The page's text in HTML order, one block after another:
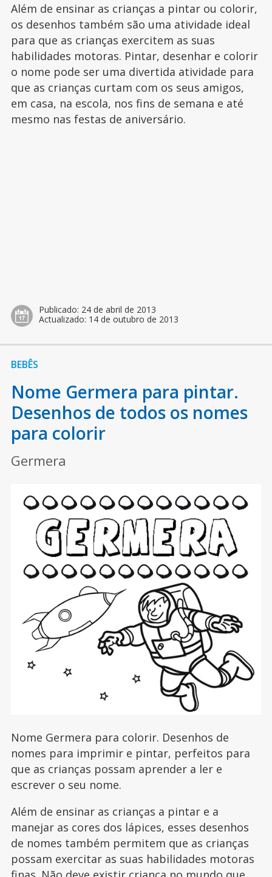
Além de ensinar as crianças a pintar ou colorir,
os desenhos também são uma atividade ideal
para que as crianças exercitem as suas
habilidades motoras. Pintar, desenhar e colorir
o nome pode ser uma divertida atividade para
que as crianças curtam com os seus amigos,
em casa, na escola, nos fins de semana e até
mesmo nas festas de aniversário.
Publicado: 24 de abril de 2013
Actualizado: 14 de outubro de 2013
BEBÊS
Nome Germera para pintar.
Desenhos de todos os nomes
para colorir
Germera
Nome Germera para colorir. Desenhos de
nomes para imprimir e pintar, perfeitos para
que as crianças possam aprender a ler e
escrever o seu nome.
Além de ensinar as crianças a pintar e a
manejar as cores dos lápices, esses desenhos
de nomes também permitem que as crianças
possam exercitar as suas habilidades motoras